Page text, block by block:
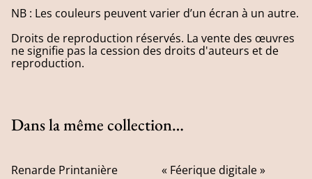
NB : Les couleurs peuvent varier d’un écran à un autre.
Droits de reproduction réservés. La vente des œuvres
ne signifie pas la cession des droits d'auteurs et de
reproduction.
Dans la même collection…
Renarde Printanière « Féerique digitale »